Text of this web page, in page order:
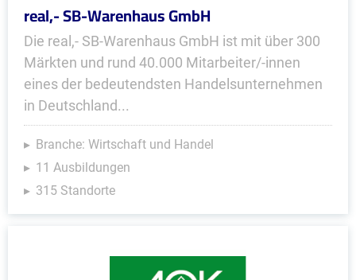
real,- SB-Warenhaus GmbH
Die real,- SB-Warenhaus GmbH ist mit über 300
Märkten und rund 40.000 Mitarbeiter/-innen
eines der bedeutendsten Handelsunternehmen
in Deutschland...
Branche: Wirtschaft und Handel
11 Ausbildungen
315 Standorte